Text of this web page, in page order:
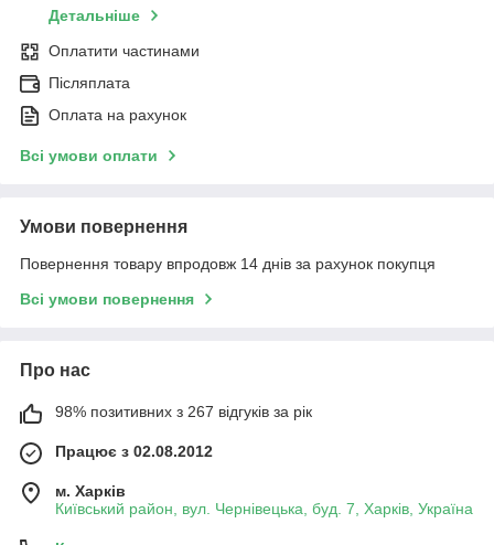
Детальніше
Оплатити частинами
Післяплата
Оплата на рахунок
Всі умови оплати
Умови повернення
Повернення товару впродовж 14 днів за рахунок покупця
Всі умови повернення
Про нас
98% позитивних з 267 відгуків за рік
Працює з 02.08.2012
м. Харків
Київський район, вул. Чернівецька, буд. 7, Харків, Україна